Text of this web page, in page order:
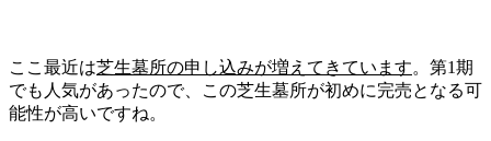
ここ最近は芝生墓所の申し込みが増えてきています。第1期
でも人気があったので、この芝生墓所が初めに完売となる可
能性が高いですね。